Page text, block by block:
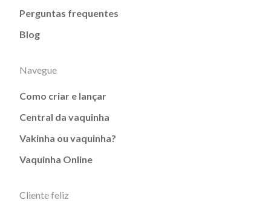
Perguntas frequentes
Blog
Navegue
Como criar e lançar
Central da vaquinha
Vakinha ou vaquinha?
Vaquinha Online
Cliente feliz